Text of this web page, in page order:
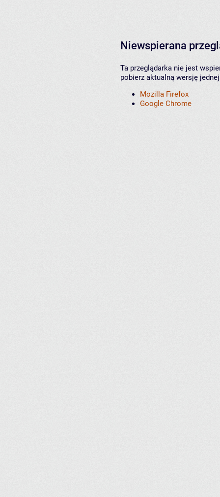
Niewspierana
Ta przeglądarka nie jest
pobierz aktualną wersję
Mozilla Firefox
Google Chrome